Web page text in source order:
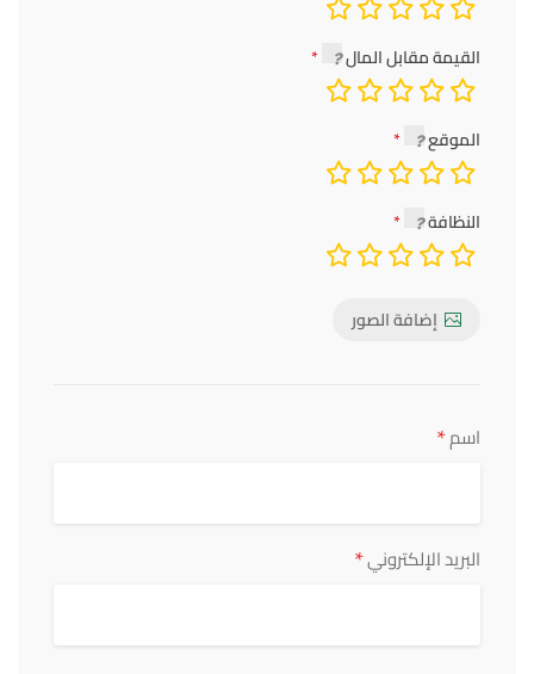
القيمة مقابل المال
الموقع
النظافة
إضافة الصور
اسم*
البريد الإلكتروني*